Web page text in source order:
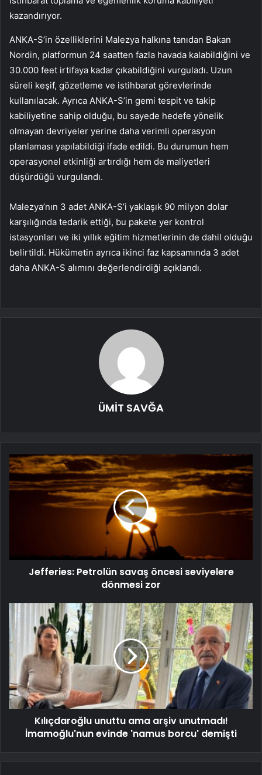
kazandırıyor.
ANKA-S’in özelliklerini Malezya halkına tanıdan Bakan
Nordin, platformun 24 saatten fazla havada kalabildiğini ve
30.000 feet irtifaya kadar çıkabildiğini vurguladı. Uzun
süreli keşif, gözetleme ve istihbarat görevlerinde
kullanılacak. Ayrıca ANKA-S’in gemi tespit ve takip
kabiliyetine sahip olduğu, bu sayede hedefe yönelik
olmayan devriyeler yerine daha verimli operasyon
planlaması yapılabildiği ifade edildi. Bu durumun hem
operasyonel etkinliği artırdığı hem de maliyetleri
düşürdüğü vurgulandı.
Malezya’nın 3 adet ANKA-S’i yaklaşık 90 milyon dolar
karşılığında tedarik ettiği, bu pakete yer kontrol
istasyonları ve iki yıllık eğitim hizmetlerinin de dahil olduğu
belirtildi. Hükümetin ayrıca ikinci faz kapsamında 3 adet
daha ANKA-S alımını değerlendirdiği açıklandı.
ÜMİT SAVĞA
Jefferies: Petrolün savaş öncesi seviyelere
dönmesi zor
Kılıçdaroğlu unuttu ama arşiv unutmadı!
İmamoğlu'nun evinde 'namus borcu' demişti